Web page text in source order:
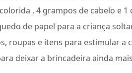
, 4 grampos de cabelo e
de papel para a criança
roupas e itens para estimular a
deixar a brincadeira ainda